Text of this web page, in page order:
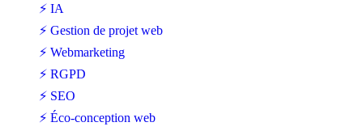
⚡ IA
⚡ Gestion de projet web
⚡ Webmarketing
⚡ RGPD
⚡ SEO
⚡ Éco-conception web